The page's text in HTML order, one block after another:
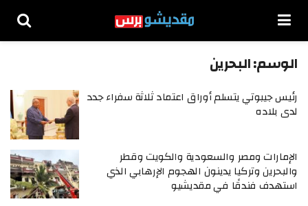
الوسم:البحرين
رئيس جيبوتي يتسلم أوراق اعتماد ثلاثة سفراء جدد
لدى بلاده
الإمارات ومصر والسعودية والكويت وقطر
والبحرين وتركيا يدينون الهجوم الإرهابي الذي
استهدف فندقًا في مقديشيو